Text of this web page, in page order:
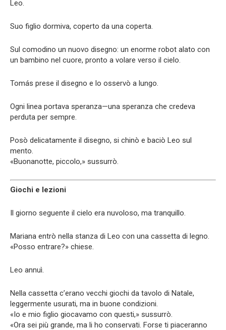
Leo.
Suo figlio dormiva, coperto da una coperta.
Sul comodino un nuovo disegno: un enorme robot alato con
un bambino nel cuore, pronto a volare verso il cielo.
Tomás prese il disegno e lo osservò a lungo.
Ogni linea portava speranza—una speranza che credeva
perduta per sempre.
Posò delicatamente il disegno, si chinò e baciò Leo sul
mento.
«Buonanotte, piccolo,» sussurrò.
Giochi e lezioni
Il giorno seguente il cielo era nuvoloso, ma tranquillo.
Mariana entrò nella stanza di Leo con una cassetta di legno.
«Posso entrare?» chiese.
Leo annuì.
Nella cassetta c’erano vecchi giochi da tavolo di Natale,
leggermente usurati, ma in buone condizioni.
«Io e mio figlio giocavamo con questi,» sussurrò.
«Ora sei più grande, ma li ho conservati. Forse ti piaceranno